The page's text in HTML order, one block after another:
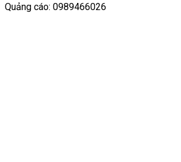
Quảng cáo: 0989466026